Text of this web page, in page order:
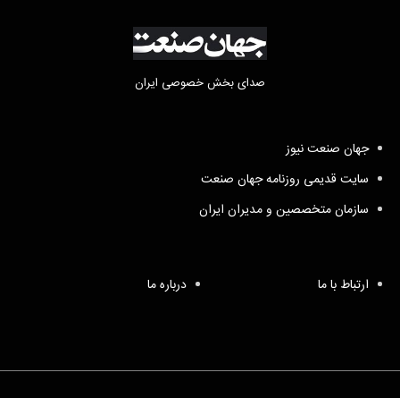
صدای بخش خصوصی ایران
جهان صنعت نیوز
سایت قدیمی روزنامه جهان صنعت
سازمان متخصصین و مدیران ایران
ارتباط با ما درباره ما